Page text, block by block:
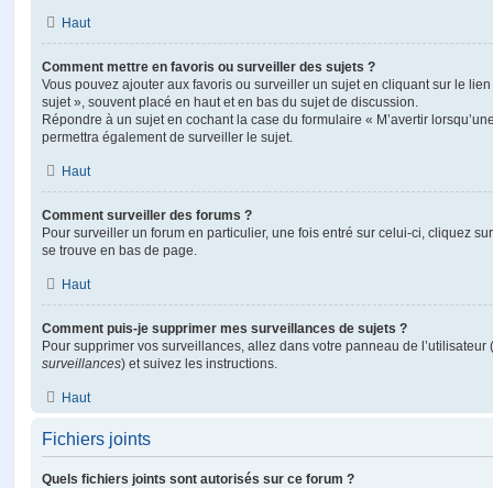
Haut
Comment mettre en favoris ou surveiller des sujets ?
Vous pouvez ajouter aux favoris ou surveiller un sujet en cliquant sur le
sujet », souvent placé en haut et en bas du sujet de discussion.
Répondre à un sujet en cochant la case du formulaire « M’avertir
permettra également de surveiller le sujet.
Haut
Comment surveiller des forums ?
Pour surveiller un forum en particulier, une fois entré sur celui-ci, cliquez
se trouve en bas de page.
Haut
Comment puis-je supprimer mes surveillances de sujets ?
Pour supprimer vos surveillances, allez dans votre panneau de
surveillances) et suivez les instructions.
Haut
Fichiers joints
Quels fichiers joints sont autorisés sur ce forum ?